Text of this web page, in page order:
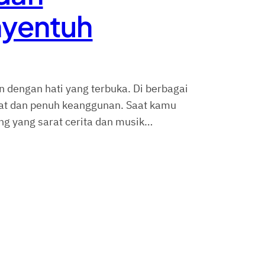
hati yang terbuka. Di berbagai
dan penuh keanggunan. Saat kamu
yang sarat cerita dan musik…